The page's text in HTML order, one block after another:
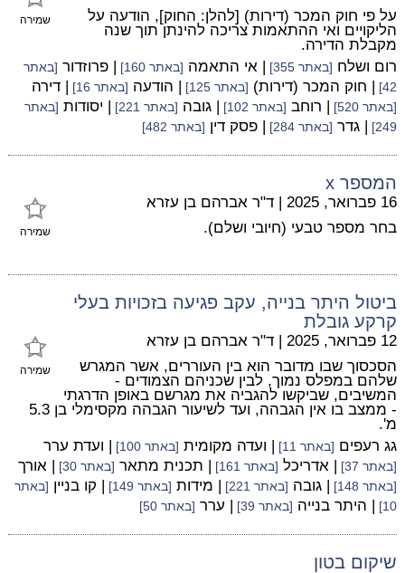
שמירה
על פי חוק המכר (דירות) [להלן: החוק], הודעה על
הליקויים ואי ההתאמות צריכה להינתן תוך שנה
מקבלת הדירה.
רום ושלח [באתר 355] | אי התאמה [באתר 160] | פרוזדור [באתר
42]
| חוק המכר (דירות) [באתר 125] | הודעה [באתר 16] | דירה
[באתר 520] | רוחב [באתר 102] | גובה [באתר 221] | יסודות [באתר
249]
| גדר [באתר 284] | פסק דין [באתר 482]
המספר x
שמירה
16 פברואר, 2025 | ד"ר אברהם בן עזרא
בחר מספר טבעי (חיובי ושלם).
ביטול היתר בנייה, עקב פגיעה בזכויות בעלי
קרקע גובלת
שמירה
12 פברואר, 2025 | ד"ר אברהם בן עזרא
הסכסוך שבו מדובר הוא בין העוררים, אשר המגרש
שלהם במפלס נמוך, לבין שכניהם הצמודים -
המשיבים, שביקשו להגביה את מגרשם באופן הדרגתי
- ממצב בו אין הגבהה, ועד לשיעור הגבהה מקסימלי בן 5.3
מ'.
גג רעפים [באתר 11] | ועדה מקומית [באתר 100] | ועדת ערר
[באתר 37] | אדריכל [באתר 161] | תכנית מתאר [באתר 30] | אורך
[באתר 148] | גובה [באתר 221] | מידות [באתר 149] | קו בניין [באתר
10]
| היתר בנייה [באתר 39] | ערר [באתר 50]
שיקום בטון